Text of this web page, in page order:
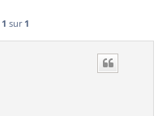
1 sur 1